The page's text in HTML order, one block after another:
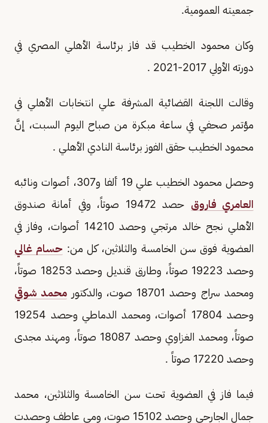
جمعيته العمومية.
وكان محمود الخطيب قد فاز برئاسة الأهلي المصري في
دورته الأولي 2017-2021 .
وقالت اللجنة القضائية المشرفة علي انتخابات الأهلي في
مؤتمر صحفي في ساعة مبكرة من صباح اليوم السبت، إنَّ
محمود الخطيب حقق الفوز برئاسة النادي الأهلي .
وحصل محمود الخطيب علي 19 ألفا و307، أصوات ونائبه
العامري فاروق
حصد 19472 صوتاً، وفي أمانة صندوق
الأهلي نجح خالد مرتجي وحصد 14210 أصوات، وفاز في
العضوية فوق سن الخامسة والثلاثين، كل من: حسام غالي
وحصد 19223 صوتاً، وطارق قنديل وحصد 18253 صوتاً،
ومحمد سراج وحصد 18701 صوت، والدكتور
محمد شوقي
وحصد 17804 أصوات، ومحمد الدماطي وحصد 19254
صوتاً، ومحمد الغزاوي وحصد 18087 صوتاً، ومهند مجدى
وحصد 17220 صوتاً .
فيما فاز في العضوية تحت سن الخامسة والثلاثين، محمد
جمال الجارحي وحصد 15102 صوت، ومي عاطف وحصدت